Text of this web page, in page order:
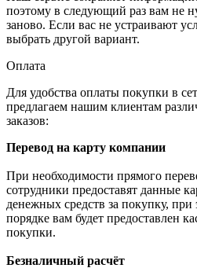
поэтому в следующий раз вам не
заново. Если вас не устраивают
выбрать другой вариант.
Оплата
Для удобства оплаты покупки в
предлагаем нашим клиентам
заказов:
Перевод на карту компании
При необходимости прямого
сотрудники предоставят данные
денежных средств за покупку, при
порядке вам будет предоставлен
покупки.
Безналичный расчёт